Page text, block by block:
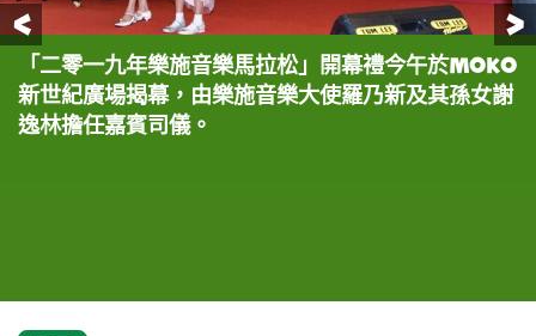
前一頁
「二零一九年樂施音樂馬拉松」開幕禮今午於MOKO
新世紀廣場揭幕，由樂施音樂大使羅乃新及其孫女謝
逸林擔任嘉賓司儀。
樂施會署理籌募總監徐國偉表示，當我們看到表演時
孩子有無限的潛力，都冀望下一代能夠過得很好。可
是，現時在發展中國家的貧困小農家庭，仍有很多小
著名鋼琴家 陳思捷先生同5歲兒子 陳歌林表演，曲目
分別係：《Turkish March》，《Super
Mario》及《Dinner Time》。
著名色士風演奏家 孫穎麟先生嘅學生 葉建灝、袁炅
輝、唐卓峰、巫柏朗表演《Spring from Four
Seasons - in Jazz》的色士風四重奏。
著名色士風演奏家 孫穎麟先生獨奏曲目《愛如潮
水》，鋼琴家 陳思捷先生為鋼琴伴奏。
小小歌唱家表演，表演曲目分別是：《Where the
bee sucks》 ，《Anna Marie》，《O sole
mio》，《Let’s go fly a kite》，《All I do
著名陶笛演奏家 原樂天先生與其學生，柯海納、黃琮
羲、莫蒽小朋友表演曲目分別是《賽馬》、《獅子山
下》及《紫色戀情》。
壓軸表演由樂施大使鍾舒漫小姐獻唱《開心節》！
多位音樂界的重量級嘉賓應邀於開幕禮上作精彩演
出，齊以美妙的歌聲和音樂為世界各地的貧窮人送上
祝福。